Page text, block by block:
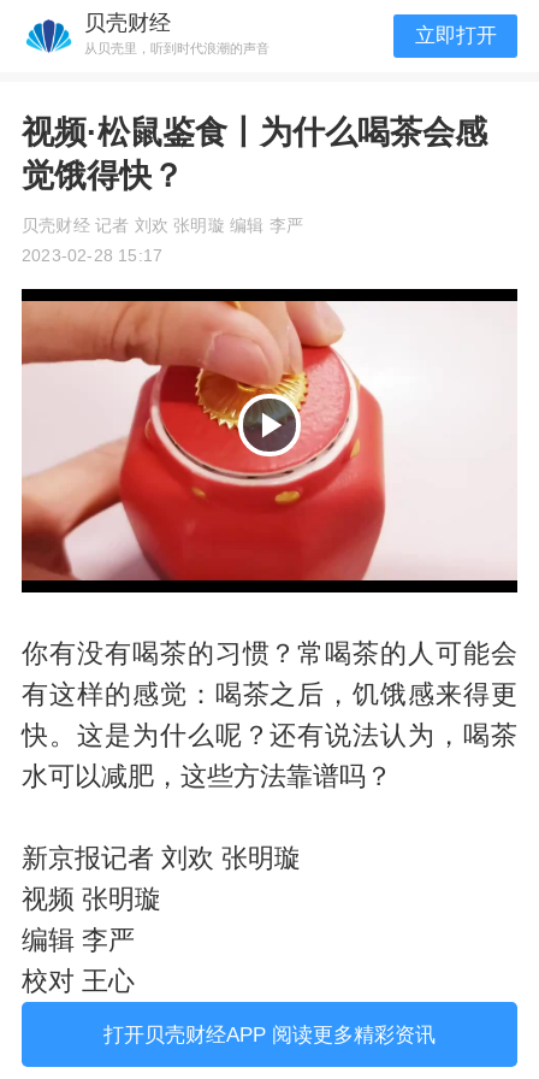
贝壳财经
从贝壳里，听到时代浪潮的声音
立即打开
视频·松鼠鉴食丨为什么喝茶会感
觉饿得快？
贝壳财经 记者 刘欢 张明璇 编辑 李严
2023-02-28 15:17
l
a
你有没有喝茶的习惯？常喝茶的人可能会
有这样的感觉：喝茶之后，饥饿感来得更
快。这是为什么呢？还有说法认为，喝茶
水可以减肥，这些方法靠谱吗？
新京报记者 刘欢 张明璇
视频 张明璇
编辑 李严
校对 王心
打开贝壳财经APP 阅读更多精彩资讯